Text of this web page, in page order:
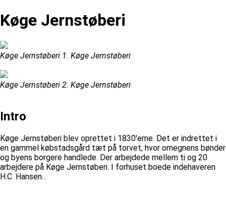
Køge Jernstøberi
Køge Jernstøberi 1. Køge Jernstøberi
Køge Jernstøberi 2. Køge Jernstøberi
Intro
Køge Jernstøberi blev oprettet i 1830'erne. Det er indrettet i
en gammel købstadsgård tæt på torvet, hvor omegnens bønder
og byens borgere handlede. Der arbejdede mellem ti og 20
arbejdere på Køge Jernstøberi. I forhuset boede indehaveren
H.C. Hansen...